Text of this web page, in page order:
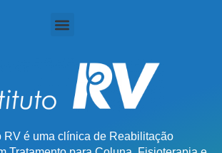
RV é uma clínica de Reabilitação